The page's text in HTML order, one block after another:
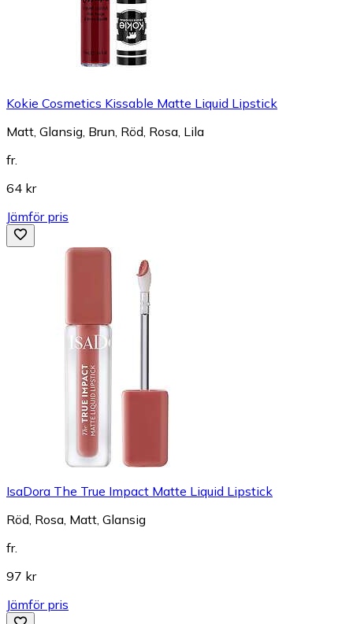
Kokie Cosmetics Kissable Matte Liquid Lipstick
Matt, Glansig, Brun, Röd, Rosa, Lila
fr.
64 kr
Jämför pris
IsaDora The True Impact Matte Liquid Lipstick
Röd, Rosa, Matt, Glansig
fr.
97 kr
Jämför pris